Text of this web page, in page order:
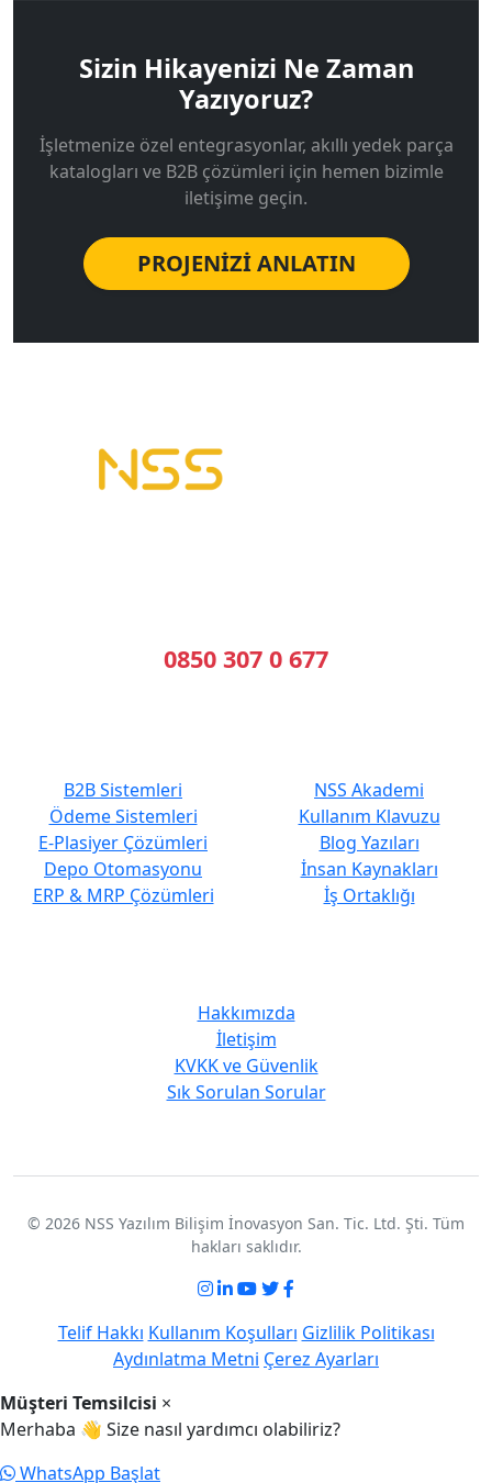
Sizin Hikayenizi Ne Zaman
Yazıyoruz?
İşletmenize özel entegrasyonlar, akıllı yedek parça
katalogları ve B2B çözümleri için hemen bizimle
iletişime geçin.
PROJENİZİ ANLATIN
0850 307 0 677
B2B Sistemleri
Ödeme Sistemleri
E-Plasiyer Çözümleri
Depo Otomasyonu
ERP & MRP Çözümleri
NSS Akademi
Kullanım Klavuzu
Blog Yazıları
İnsan Kaynakları
İş Ortaklığı
Hakkımızda
İletişim
KVKK ve Güvenlik
Sık Sorulan Sorular
© 2026 NSS Yazılım Bilişim İnovasyon San. Tic. Ltd. Şti. Tüm
hakları saklıdır.
Telif Hakkı Kullanım Koşulları Gizlilik Politikası
Aydınlatma Metni Çerez Ayarları
Müşteri Temsilcisi ×
Merhaba 👋 Size nasıl yardımcı olabiliriz?
WhatsApp Başlat